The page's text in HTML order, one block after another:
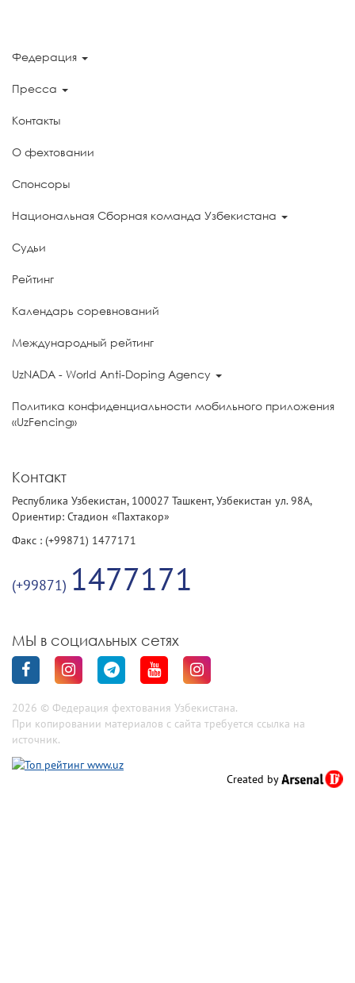
Федерация
Пресса
Контакты
О фехтовании
Спонсоры
Национальная Сборная команда Узбекистана
Судьи
Рейтинг
Календарь соревнований
Международный рейтинг
UzNADA - World Anti-Doping Agency
Политика конфиденциальности мобильного приложения
«UzFencing»
Контакт
Республика Узбекистан, 100027 Ташкент, Узбекистан ул. 98А,
Ориентир: Стадион «Пахтакор»
Факс : (+99871) 1477171
(+99871) 1477171
МЫ в социальных сетях
2026 © Федерация фехтования Узбекистана.
При копировании материалов с сайта требуется ссылка на
источник.
Created by